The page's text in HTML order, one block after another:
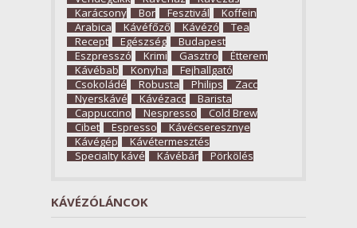
Karácsony
Bor Fesztivál
Koffein
Arabica
Kávéfőző Kávézó
Tea
Recept
Egészség
Budapest
Eszpresszó
Krimi Gasztro
Étterem
Kávébab
Konyha
Fejhallgató
Csokoládé
Robusta Philips
Zacc
Nyerskávé
Kávézacc
Barista
Cappuccino
Nespresso
Cold Brew
Cibet
Espresso
Kávécseresznye
Kávégép
Kávétermesztés
Specialty kávé
Kávébár Pörkölés
KÁVÉZÓLÁNCOK